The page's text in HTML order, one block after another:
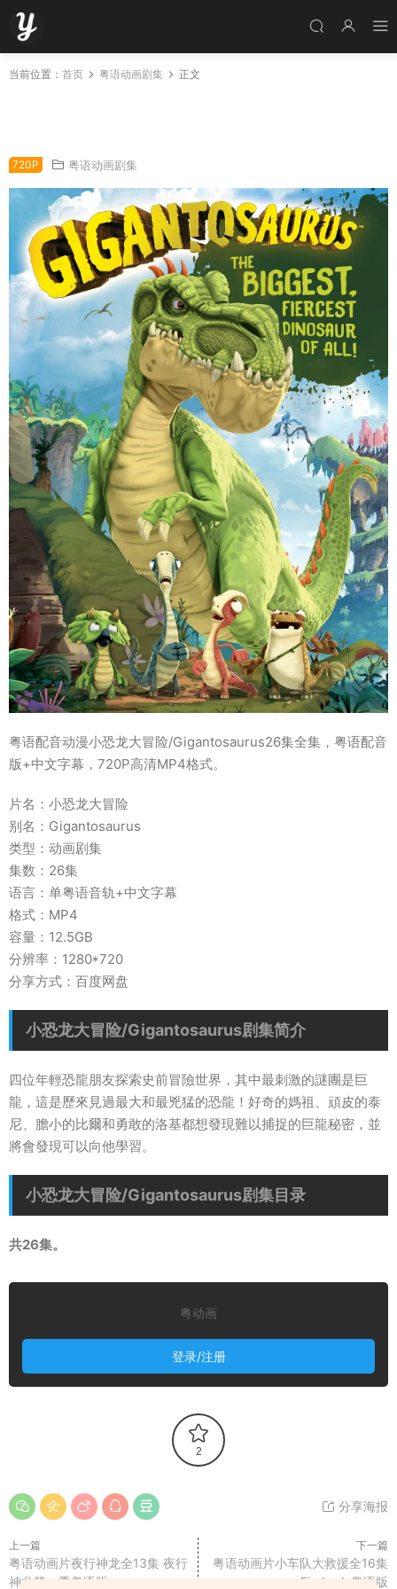
当前位置： 首页 粤语动画剧集 正文
720P 粤语动画剧集
粤语配音动漫小恐龙大冒险/Gigantosaurus26集全集，粤语配音
版+中文字幕，720P高清MP4格式。
片名：小恐龙大冒险
别名：Gigantosaurus
类型：动画剧集
集数：26集
语言：单粤语音轨+中文字幕
格式：MP4
容量：12.5GB
分辨率：1280*720
分享方式：百度网盘
小恐龙大冒险/Gigantosaurus剧集简介
四位年輕恐龍朋友探索史前冒險世界，其中最刺激的謎團是巨
龍，這是歷來見過最大和最兇猛的恐龍！好奇的媽祖、頑皮的泰
尼、膽小的比爾和勇敢的洛基都想發現難以捕捉的巨龍秘密，並
將會發現可以向他學習。
小恐龙大冒险/Gigantosaurus剧集目录
共26集。
粤动画
登录/注册
2
分享海报
上一篇
粤语动画片夜行神龙全13集 夜行
神龙第一季粤语版
下一篇
粤语动画片小车队大救援全16集
Firebuds粤语版